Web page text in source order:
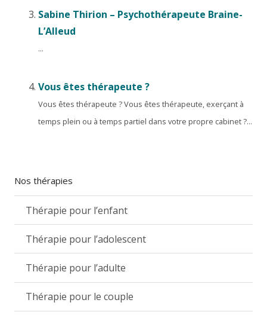
Sabine Thirion – Psychothérapeute Braine-
L’Alleud
...
Vous êtes thérapeute ?
Vous êtes thérapeute ? Vous êtes thérapeute, exerçant à
temps plein ou à temps partiel dans votre propre cabinet ?...
Nos thérapies
Thérapie pour l’enfant
Thérapie pour l’adolescent
Thérapie pour l’adulte
Thérapie pour le couple